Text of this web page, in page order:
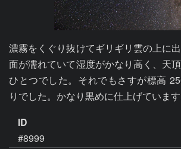
濃霧をくぐり抜けてギリギリ雲の上に
面が濡れていて湿度がかなり高く、天
ひとつでした。それでもさすが標高
りでした。かなり黒めに仕上げています
ID
#8999